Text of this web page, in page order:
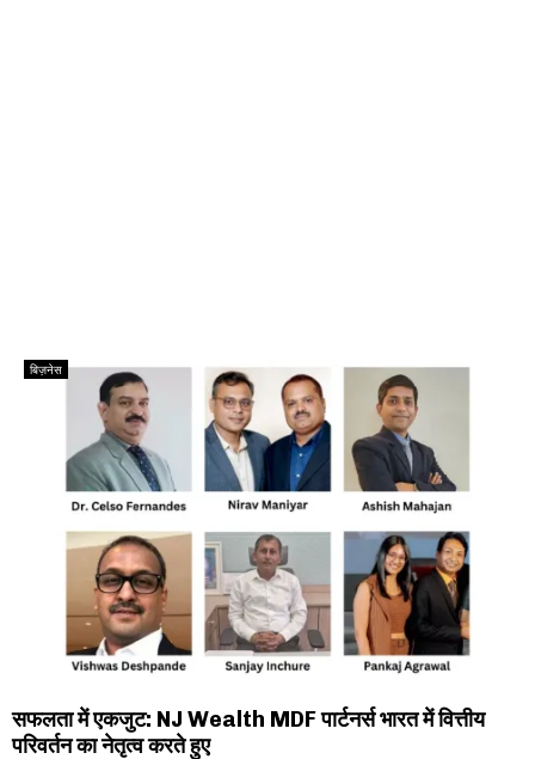
बिज़नेस
सफलता में एकजुट: NJ Wealth MDF पार्टनर्स भारत में वित्तीय
परिवर्तन का नेतृत्व करते हुए